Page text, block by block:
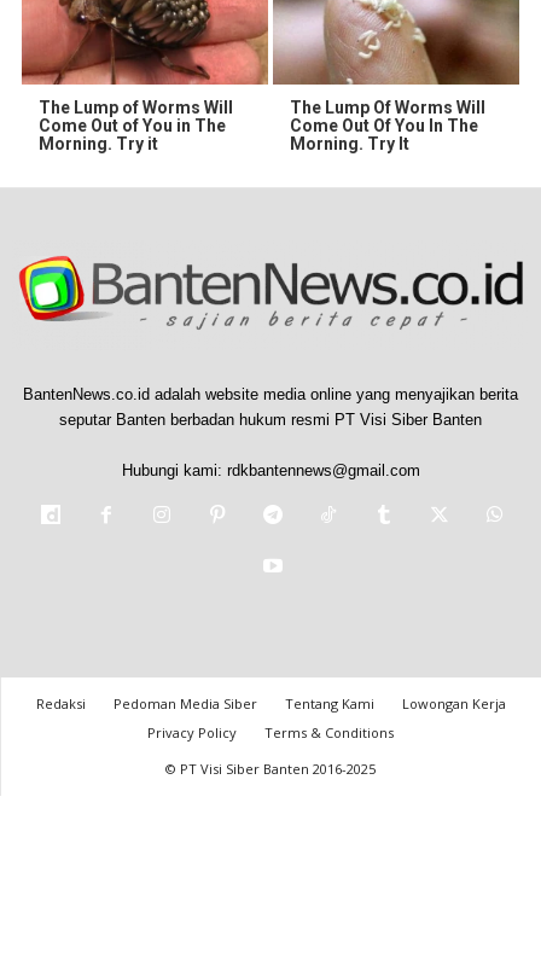
The Lump of Worms Will
Come Out of You in The
Morning. Try it
The Lump Of Worms Will
Come Out Of You In The
Morning. Try It
BantenNews.co.id adalah website media online yang menyajikan berita
seputar Banten berbadan hukum resmi PT Visi Siber Banten
Hubungi kami: rdkbantennews@gmail.com
Redaksi Pedoman Media Siber Tentang Kami
Lowongan Kerja
Privacy Policy
Terms & Conditions
© PT Visi Siber Banten 2016-2025